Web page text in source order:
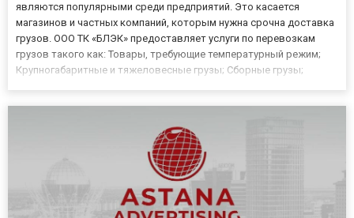
являются популярными среди предприятий. Это касается
магазинов и частных компаний, которым нужна срочна доставка
грузов. ООО ТК «БЛЭК» предоставляет услуги по перевозкам
грузов такого как: Товары, требующие температурный режим;
Крупногабаритные и тяжеловесные грузы; Сборные грузы;